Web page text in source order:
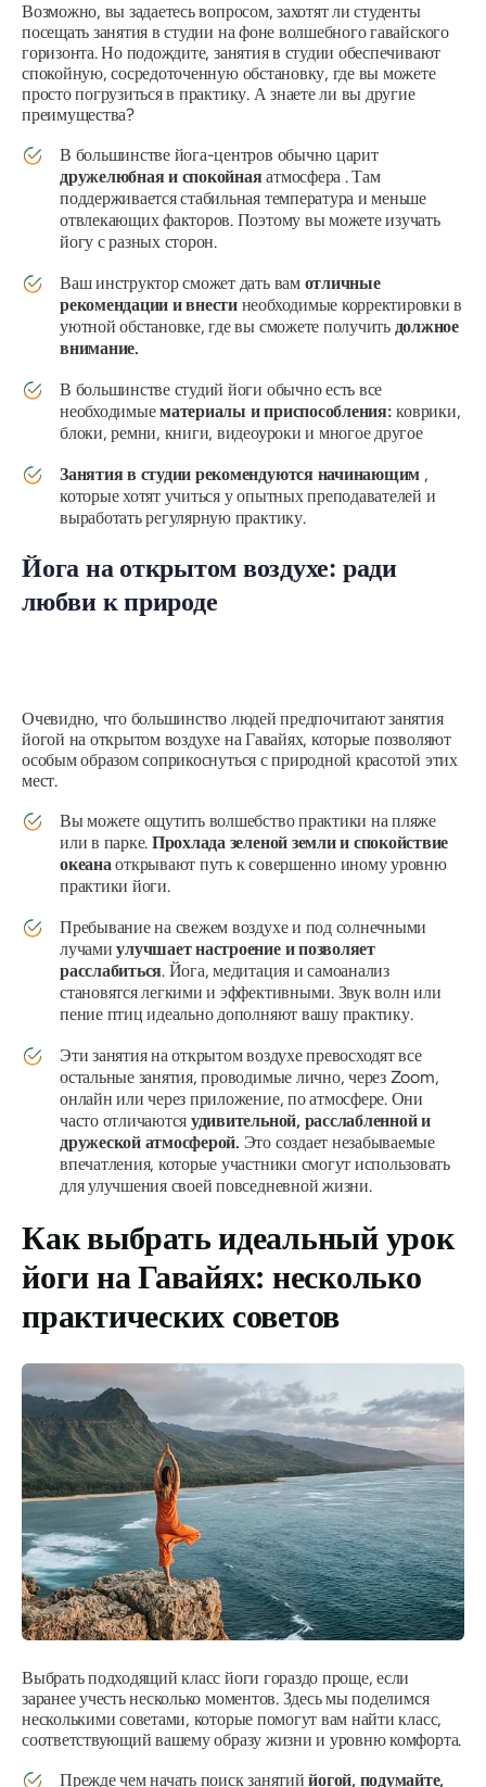
Возможно, вы задаетесь вопросом, захотят ли студенты
посещать занятия в студии на фоне волшебного гавайского
горизонта. Но подождите, занятия в студии обеспечивают
спокойную, сосредоточенную обстановку, где вы можете
просто погрузиться в практику. А знаете ли вы другие
преимущества?
В большинстве йога-центров обычно царит
дружелюбная и спокойнаяатмосфера . Там
поддерживается стабильная температура и меньше
отвлекающих факторов. Поэтому вы можете изучать
йогу с разных сторон.
Ваш инструктор сможет дать вам отличные
рекомендации и внестинеобходимые корректировки в
уютной обстановке, где вы сможете получить должное
внимание.
В большинстве студий йоги обычно есть все
необходимыематериалы и приспособления: коврики,
блоки, ремни, книги, видеоуроки и многое другое
Занятия в студии рекомендуются начинающим ,
которые хотят учиться у опытных преподавателей и
выработать регулярную практику.
Йога на открытом воздухе: ради
любви к природе
Очевидно, что большинство людей предпочитают занятия
йогой на открытом воздухе на Гавайях, которые позволяют
особым образом соприкоснуться с природной красотой этих
мест.
Вы можете ощутить волшебство практики на пляже
или в парке. Прохлада зеленой земли и спокойствие
океанаоткрывают путь к совершенно иному уровню
практики йоги.
Пребывание на свежем воздухе и под солнечными
лучамиулучшает настроение и позволяет
расслабиться. Йога, медитация и самоанализ
становятся легкими и эффективными. Звук волн или
пение птиц идеально дополняют вашу практику.
Эти занятия на открытом воздухе превосходят все
остальные занятия, проводимые лично, через Zoom,
онлайн или через приложение, по атмосфере. Они
часто отличаются удивительной, расслабленной и
дружеской атмосферой. Это создает незабываемые
впечатления, которые участники смогут использовать
для улучшения своей повседневной жизни.
Как выбрать идеальный урок
йоги на Гавайях: несколько
практических советов
Выбрать подходящий класс йоги гораздо проще, если
заранее учесть несколько моментов. Здесь мы поделимся
несколькими советами, которые помогут вам найти класс,
соответствующий вашему образу жизни и уровню комфорта.
Прежде чем начать поиск занятий йогой, подумайте,